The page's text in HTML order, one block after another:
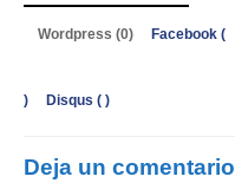
Wordpress (0) Facebook (
) Disqus ( )
Deja un comentario